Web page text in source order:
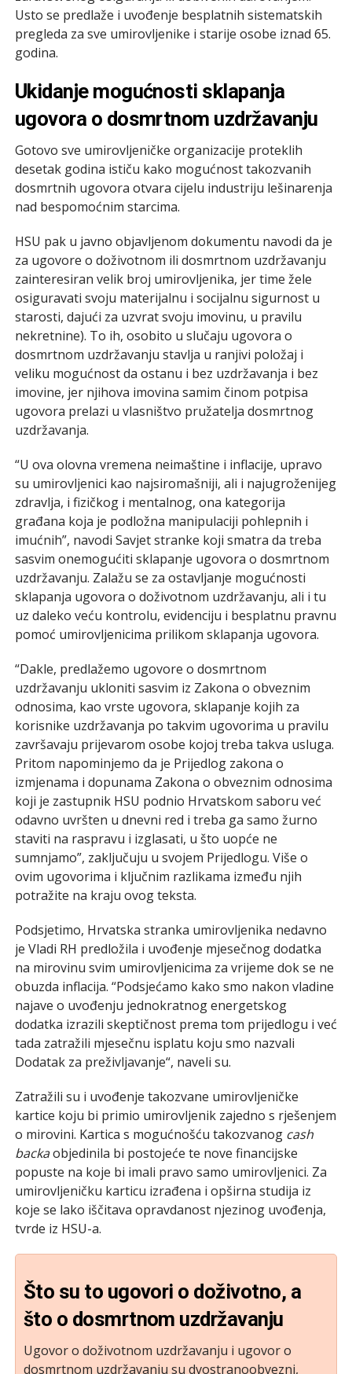
Usto se predlaže i uvođenje besplatnih sistematskih
pregleda za sve umirovljenike i starije osobe iznad 65.
godina.
Ukidanje mogućnosti sklapanja
ugovora o dosmrtnom uzdržavanju
Gotovo sve umirovljeničke organizacije proteklih
desetak godina ističu kako mogućnost takozvanih
dosmrtnih ugovora otvara cijelu industriju lešinarenja
nad bespomoćnim starcima.
HSU pak u javno objavljenom dokumentu navodi da je
za ugovore o doživotnom ili dosmrtnom uzdržavanju
zainteresiran velik broj umirovljenika, jer time žele
osiguravati svoju materijalnu i socijalnu sigurnost u
starosti, dajući za uzvrat svoju imovinu, u pravilu
nekretnine). To ih, osobito u slučaju ugovora o
dosmrtnom uzdržavanju stavlja u ranjivi položaj i
veliku mogućnost da ostanu i bez uzdržavanja i bez
imovine, jer njihova imovina samim činom potpisa
ugovora prelazi u vlasništvo pružatelja dosmrtnog
uzdržavanja.
“U ova olovna vremena neimaštine i inflacije, upravo
su umirovljenici kao najsiromašniji, ali i najugroženijeg
zdravlja, i fizičkog i mentalnog, ona kategorija
građana koja je podložna manipulaciji pohlepnih i
imućnih”, navodi Savjet stranke koji smatra da treba
sasvim onemogućiti sklapanje ugovora o dosmrtnom
uzdržavanju. Zalažu se za ostavljanje mogućnosti
sklapanja ugovora o doživotnom uzdržavanju, ali i tu
uz daleko veću kontrolu, evidenciju i besplatnu pravnu
pomoć umirovljenicima prilikom sklapanja ugovora.
“Dakle, predlažemo ugovore o dosmrtnom
uzdržavanju ukloniti sasvim iz Zakona o obveznim
odnosima, kao vrste ugovora, sklapanje kojih za
korisnike uzdržavanja po takvim ugovorima u pravilu
završavaju prijevarom osobe kojoj treba takva usluga.
Pritom napominjemo da je Prijedlog zakona o
izmjenama i dopunama Zakona o obveznim odnosima
koji je zastupnik HSU podnio Hrvatskom saboru već
odavno uvršten u dnevni red i treba ga samo žurno
staviti na raspravu i izglasati, u što uopće ne
sumnjamo”, zaključuju u svojem Prijedlogu. Više o
ovim ugovorima i ključnim razlikama između njih
potražite na kraju ovog teksta.
Podsjetimo, Hrvatska stranka umirovljenika nedavno
je Vladi RH predložila i uvođenje mjesečnog dodatka
na mirovinu svim umirovljenicima za vrijeme dok se ne
obuzda inflacija. “Podsjećamo kako smo nakon vladine
najave o uvođenju jednokratnog energetskog
dodatka izrazili skeptičnost prema tom prijedlogu i već
tada zatražili mjesečnu isplatu koju smo nazvali
Dodatak za preživljavanje“, naveli su.
Zatražili su i uvođenje takozvane umirovljeničke
kartice koju bi primio umirovljenik zajedno s rješenjem
o mirovini. Kartica s mogućnošću takozvanog cash
backaobjedinila bi postojeće te nove financijske
popuste na koje bi imali pravo samo umirovljenici. Za
umirovljeničku karticu izrađena i opširna studija iz
koje se lako iščitava opravdanost njezinog uvođenja,
tvrde iz HSU-a.
Što su to ugovori o doživotno, a
što o dosmrtnom uzdržavanju
Ugovor o doživotnom uzdržavanju i ugovor o
dosmrtnom uzdržavanju su dvostranoobvezni,